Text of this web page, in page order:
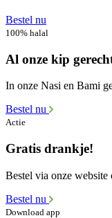
Bestel nu
100% halal
Al onze kip
In onze Nasi en Bami
Bestel nu
Actie
Gratis drankje!
Bestel via onze
Bestel nu
Download app